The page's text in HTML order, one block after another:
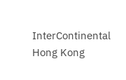
InterContinental
Hong Kong